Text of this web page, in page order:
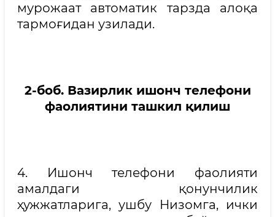
мурожаат автоматик тарзда алоқа
тармоғидан узилади.
2-боб. Вазирлик ишонч телефони
фаолиятини ташкил қилиш
4. Ишонч телефони фаолияти
амалдаги қонунчилик
ҳужжатларига, ушбу Низомга, ички